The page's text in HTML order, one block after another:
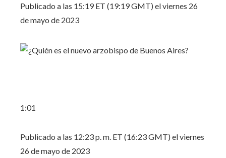
Publicado a las 15:19 ET (19:19 GMT) el viernes 26
de mayo de 2023
1:01
Publicado a las 12:23 p. m. ET (16:23 GMT) el viernes
26 de mayo de 2023